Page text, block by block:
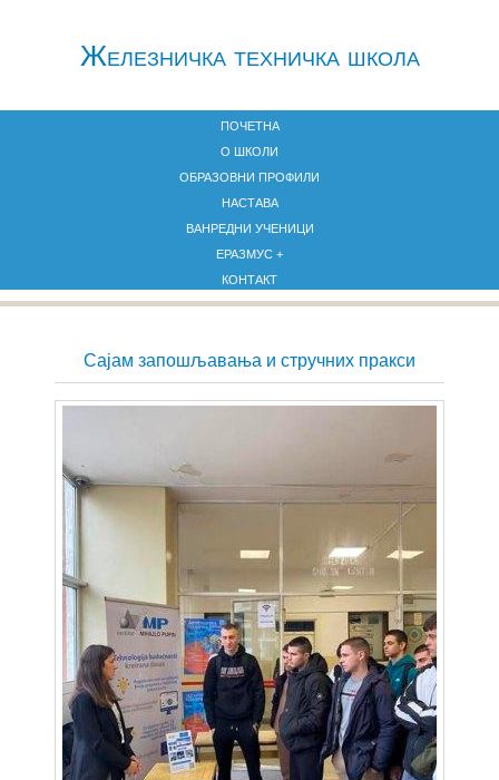
Железничкa техничка школа
ПОЧЕТНА
О ШКОЛИ
ОБРАЗОВНИ ПРОФИЛИ
НАСТАВА
ВАНРЕДНИ УЧЕНИЦИ
ЕРАЗМУС +
КОНТАКТ
Сајам запошљавања и стручних пракси